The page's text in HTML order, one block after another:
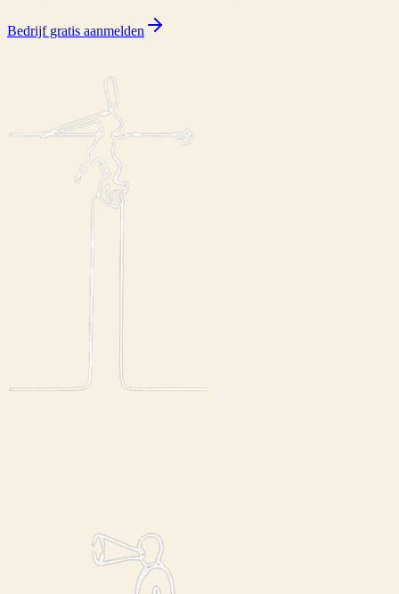
Bedrijf gratis aanmelden